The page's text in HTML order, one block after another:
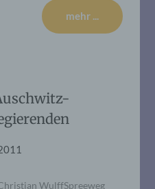
mehr ...
WulffSpreeweg